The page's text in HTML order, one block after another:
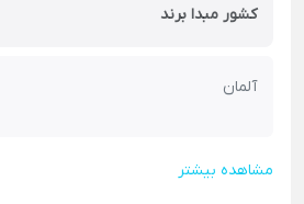
کشور مبدا برند
آلمان
مشاهده بیشتر